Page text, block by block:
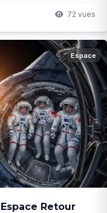
72 vues
Espace
Retour